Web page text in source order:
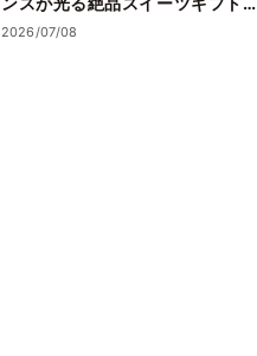
失敗しない選び方
2026/07/08